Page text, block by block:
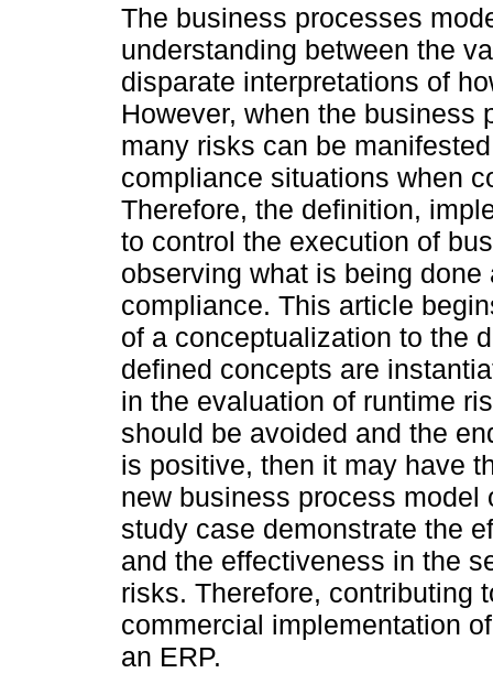
The business processes
understanding between the
disparate interpretations of
However, when the business
many risks can be
compliance situations when
Therefore, the definition,
to control the execution of
observing what is being
compliance. This article
of a conceptualization to the
defined concepts are
in the evaluation of runtime
should be avoided and the
is positive, then it may have
new business process
study case demonstrate the
and the effectiveness in the
risks. Therefore, contributing
commercial implementation
an ERP.